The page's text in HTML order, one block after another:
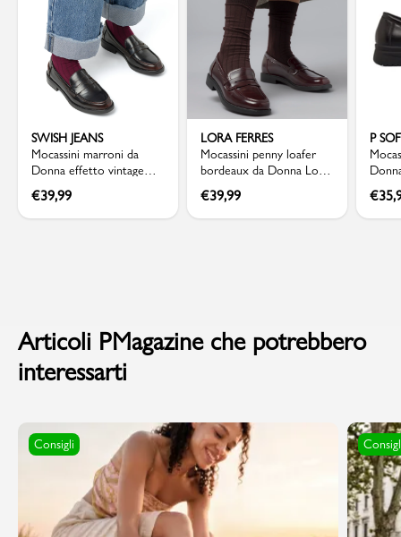
SWISH JEANS
Mocassini marroni da
Donna effetto vintage
Swish Jeans
€39,99
LORA FERRES
Mocassini penny loafer
bordeaux da Donna Lora
Ferres
€39,99
P
€
Articoli PMagazine che potrebbero
interessarti
Consigli